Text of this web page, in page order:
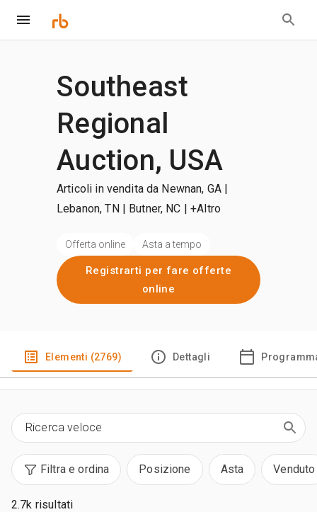
Southeast
Regional
Auction, USA
Articoli in vendita da Newnan, GA |
Lebanon, TN | Butner, NC | +Altro
Offerta online Asta a tempo
Registrarti per fare offerte
online
Elementi (2769) Dettagli
Filtra e ordina Posizione Asta Venduto
2.7k risultati